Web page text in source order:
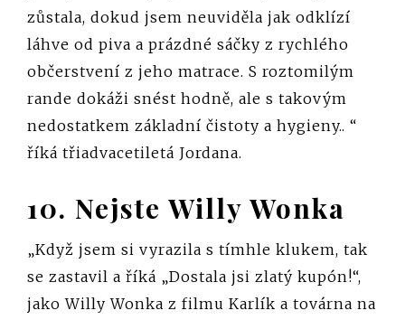
zůstala, dokud jsem neuviděla jak odklízí
láhve od piva a prázdné sáčky z rychlého
občerstvení z jeho matrace. S roztomilým
rande dokáži snést hodně, ale s takovým
nedostatkem základní čistoty a hygieny.. “
říká třiadvacetiletá Jordana.
10. Nejste Willy Wonka
„Když jsem si vyrazila s tímhle klukem, tak
se zastavil a říká „Dostala jsi zlatý kupón!“,
jako Willy Wonka z filmu Karlík a továrna na